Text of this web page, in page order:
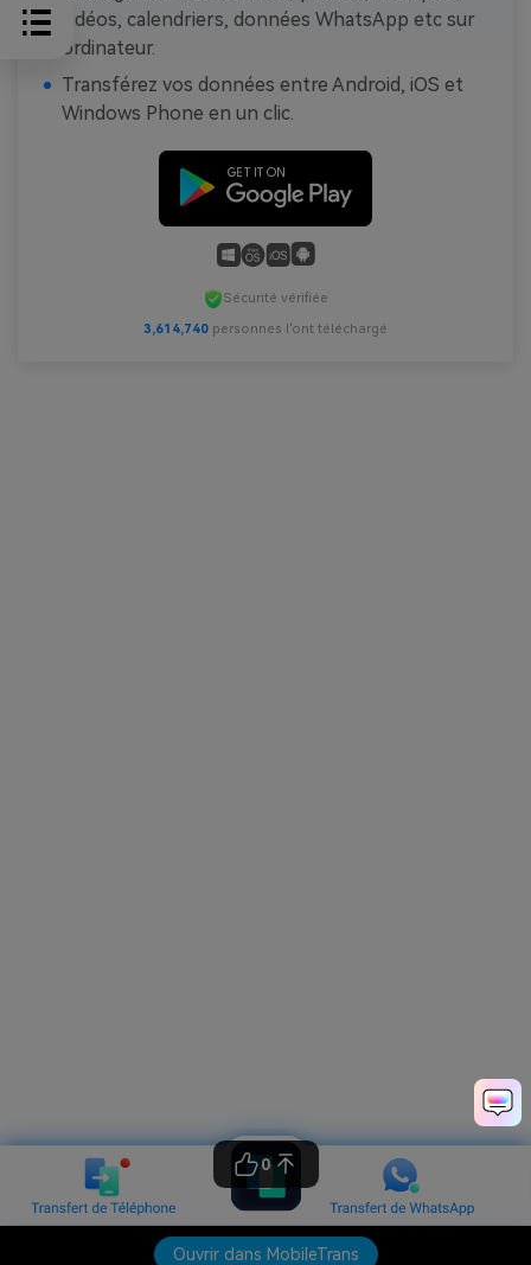
Ouvrir dans MobileTrans
vidéos, calendriers, données WhatsApp etc sur
ordinateur.
Transférez vos données entre Android, iOS et
Windows Phone en un clic.
Sécurité vérifiée
3,614,740 personnes l'ont téléchargé
0